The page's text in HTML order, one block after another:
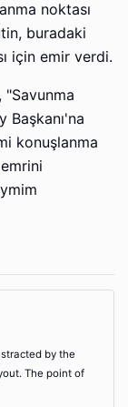
noktası
buradaki
için emir verdi.
"Savunma
Başkanı'na
konuşlanma
by the
The point of